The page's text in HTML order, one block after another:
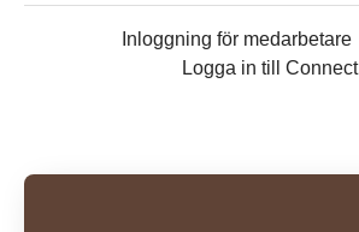
Inloggning för medarbetare
Logga in till Connect